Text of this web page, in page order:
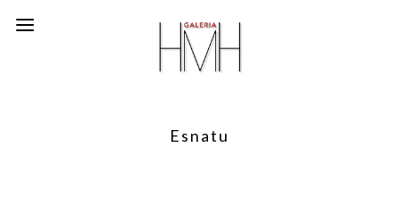
Esnatu